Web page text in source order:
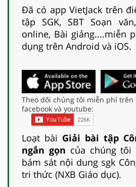
Đã có app VietJack trên
tập SGK, SBT Soạn
online, Bài giảng....miễn
dụng trên Android và iOS.
Theo dõi chúng tôi miễn phí trên
facebook và youtube:
Loạt bài Giải bài tập
ngắn gọn của chúng tôi
bám sát nội dung sgk
tri thức (NXB Giáo dục).